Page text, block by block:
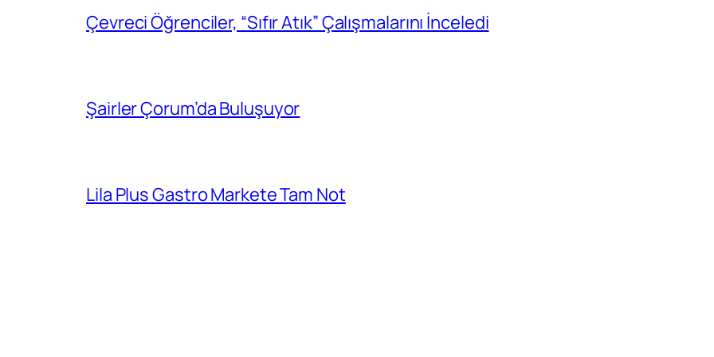
Çevreci Öğrenciler, “Sıfır Atık” Çalışmalarını İnceledi
Şairler Çorum’da Buluşuyor
Lila Plus Gastro Markete Tam Not